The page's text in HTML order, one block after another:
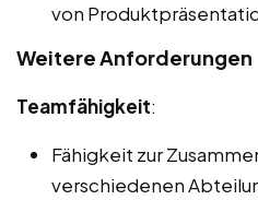
von
Weitere Anforderungen
Teamfähigkeit:
Fähigkeit zur
verschiedenen